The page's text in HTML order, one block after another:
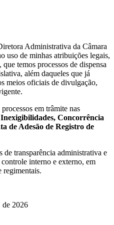
Administrativa da Câmara
de minhas atribuições legais,
temos processos de dispensa
além daqueles que já
meios oficiais de divulgação,
em trâmite nas
Concorrência
de Adesão de Registro de
de transparência administrativa e
interno e externo, em
regimentais.
2026